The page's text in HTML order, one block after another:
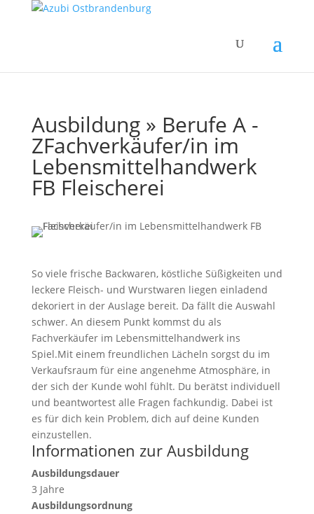
Ausbildung » Berufe A -
ZFachverkäufer/in im
Lebensmittelhandwerk
FB Fleischerei
So viele frische Backwaren, köstliche Süßigkeiten und
leckere Fleisch- und Wurstwaren liegen einladend
dekoriert in der Auslage bereit. Da fällt die Auswahl
schwer. An diesem Punkt kommst du als
Fachverkäufer im Lebensmittelhandwerk ins
Spiel.Mit einem freundlichen Lächeln sorgst du im
Verkaufsraum für eine angenehme Atmosphäre, in
der sich der Kunde wohl fühlt. Du berätst individuell
und beantwortest alle Fragen fachkundig. Dabei ist
es für dich kein Problem, dich auf deine Kunden
einzustellen.
Informationen zur Ausbildung
Ausbildungsdauer
3 Jahre
Ausbildungsordnung